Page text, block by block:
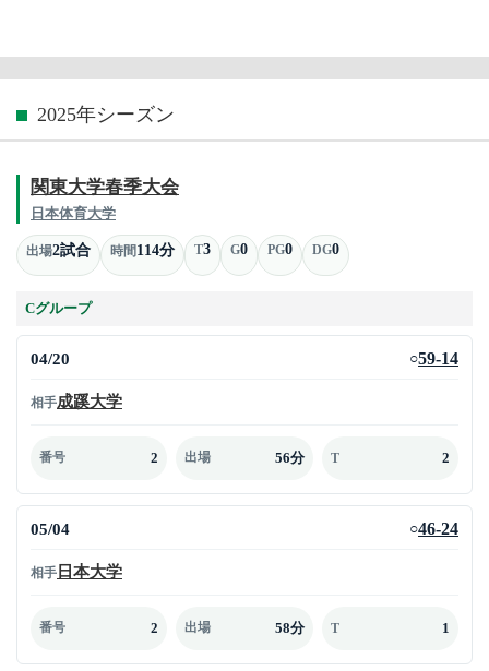
2025年シーズン
関東大学春季大会
日本体育大学
出場2試合 時間114分 T3 G0 PG0 DG0
Cグループ
04/20 ○59-14
相手成蹊大学
番号 2 出場 56分 T 2
05/04 ○46-24
相手 日本大学
番号 2 出場 58分 T 1